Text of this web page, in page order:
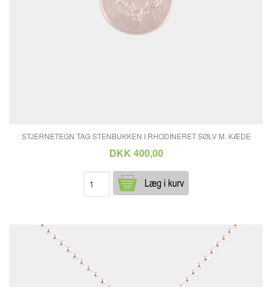
STJERNETEGN TAG STENBUKKEN I RHODINERET SØLV M. KÆDE
DKK 400,00